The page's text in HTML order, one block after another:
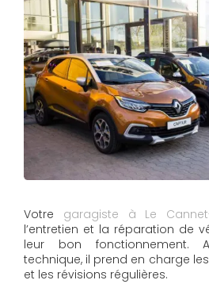
Votre garagiste à Le
l’entretien et la réparation de
leur bon fonctionnement.
technique, il prend en charge
et les révisions régulières.